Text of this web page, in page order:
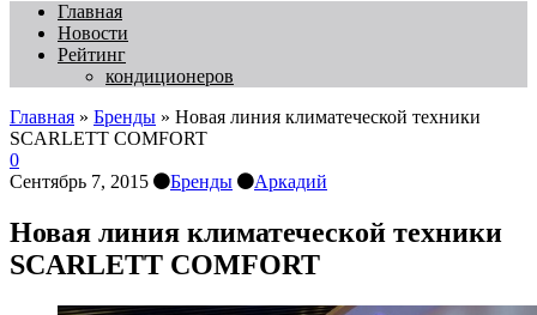
Главная
Новости
Рейтинг
кондиционеров
Главная » Бренды » Новая линия климатеческой техники
SCARLETT COMFORT
0
Сентябрь 7, 2015
Бренды Аркадий
Новая линия климатеческой техники
SCARLETT COMFORT